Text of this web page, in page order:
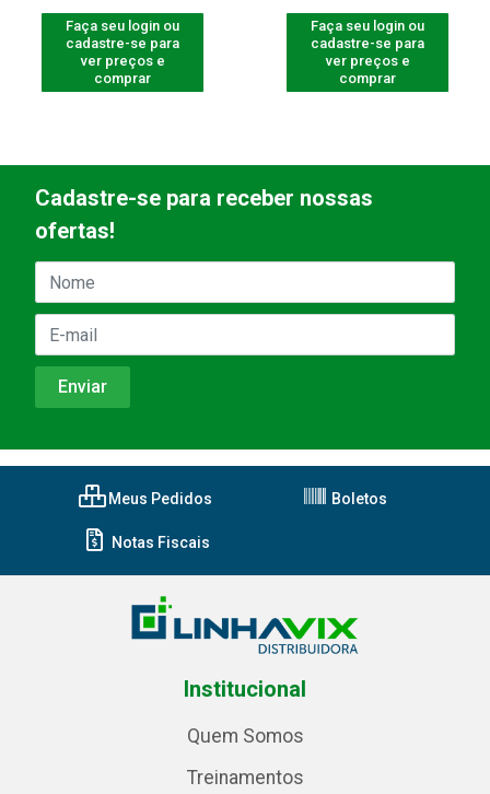
Faça seu login ou
cadastre-se para
ver preços e
comprar
Faça seu login ou
cadastre-se para
ver preços e
comprar
Cadastre-se para receber nossas
ofertas!
Meus Pedidos Boletos
Notas Fiscais
Institucional
Quem Somos
Treinamentos